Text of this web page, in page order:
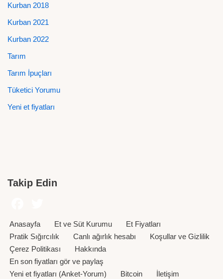
Kurban 2018
Kurban 2021
Kurban 2022
Tarım
Tarım İpuçları
Tüketici Yorumu
Yeni et fiyatları
Takip Edin
Anasayfa Et ve Süt Kurumu
Et Fiyatları
Pratik Sığırcılık
Canlı ağırlık hesabı
Koşullar ve Gizlilik
Çerez Politikası
Hakkında
En son fiyatları gör ve paylaş
Yeni et fiyatları (Anket-Yorum)
Bitcoin İletişim